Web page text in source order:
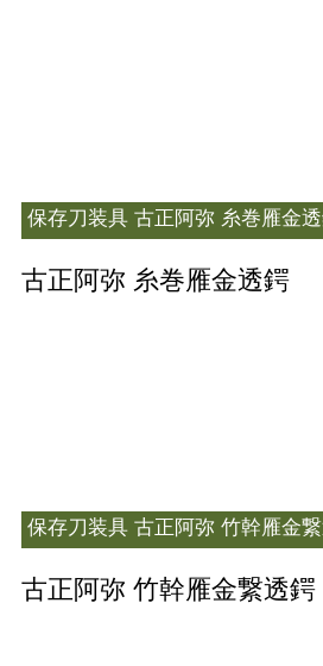
保存刀装具 古正阿弥 糸巻雁金
古正阿弥 糸巻雁金透鍔
保存刀装具 古正阿弥 竹幹雁金
古正阿弥 竹幹雁金繋透鍔